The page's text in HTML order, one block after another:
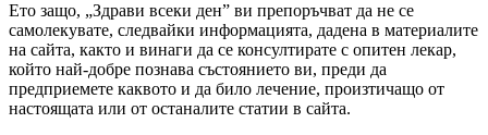
Ето защо, „Здрави всеки ден” ви препоръчват да не се
самолекувате, следвайки информацията, дадена в материалите
на сайта, както и винаги да се консултирате с опитен лекар,
който най-добре познава състоянието ви, преди да
предприемете каквото и да било лечение, произтичащо от
настоящата или от останалите статии в сайта.